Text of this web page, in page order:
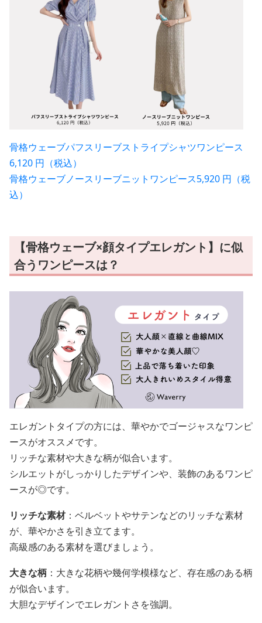
骨格ウェーブパフスリーブストライプシャツワンピース
6,120 円（税込）
骨格ウェーブノースリーブニットワンピース5,920 円（税
込）
【骨格ウェーブ×顔タイプエレガント】に似
合うワンピースは？
エレガントタイプの方には、華やかでゴージャスなワンピ
ースがオススメです。
リッチな素材や大きな柄が似合います。
シルエットがしっかりしたデザインや、装飾のあるワンピ
ースが◎です。
リッチな素材：ベルベットやサテンなどのリッチな素材
が、華やかさを引き立てます。
高級感のある素材を選びましょう。
大きな柄 ：大きな花柄や幾何学模様など、存在感のある柄
が似合います。
大胆なデザインでエレガントさを強調。